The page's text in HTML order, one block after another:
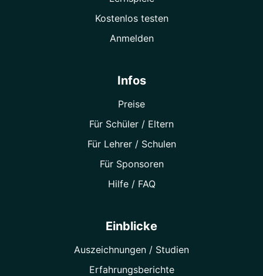
Kostenlos testen
Anmelden
Infos
Preise
Für Schüler / Eltern
Für Lehrer / Schulen
Für Sponsoren
Hilfe / FAQ
Einblicke
Auszeichnungen / Studien
Erfahrungsberichte